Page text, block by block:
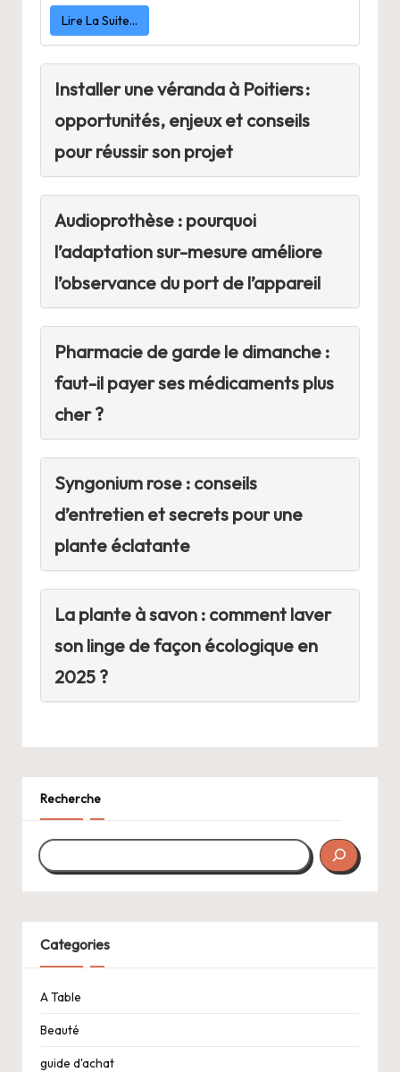
Lire La Suite…
Installer une véranda à Poitiers :
opportunités, enjeux et conseils
pour réussir son projet
Audioprothèse : pourquoi
l’adaptation sur-mesure améliore
l’observance du port de l’appareil
Pharmacie de garde le dimanche :
faut-il payer ses médicaments plus
cher ?
Syngonium rose : conseils
d’entretien et secrets pour une
plante éclatante
La plante à savon : comment laver
son linge de façon écologique en
2025 ?
Recherche
Categories
A Table
Beauté
guide d'achat